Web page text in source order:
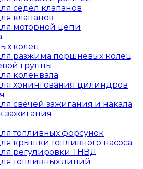
седел клапанов
клапанов
моторной цепи
колец
разжима поршневых колец
группы
коленвала
хонингования цилиндров
свечей зажигания и накала
зажигания
топливных форсунок
крышки топливного насоса
регулировки ТНВД
топливных линий